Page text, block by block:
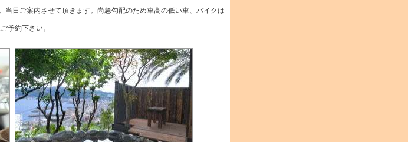
日ご案内させて頂きます。尚急勾配のため車高の低い車、バイクは
予約下さい。